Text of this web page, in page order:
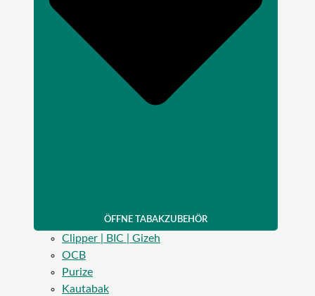
ÖFFNE TABAKZUBEHÖR
Clipper | BIC | Gizeh
OCB
Purize
Kautabak